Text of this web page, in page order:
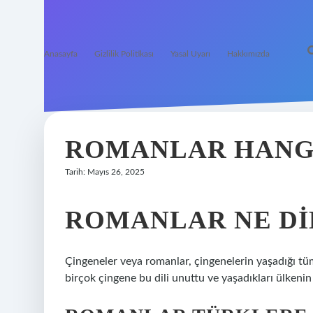
Anasayfa Gizlilik Politikası Yasal Uyarı Hakkımızda
ROMANLAR
Tarih: Mayıs 26, 2025
ROMANLAR NE
Çingeneler veya romanlar, çingenelerin yaşadığı
birçok çingene bu dili unuttu ve yaşadıkları